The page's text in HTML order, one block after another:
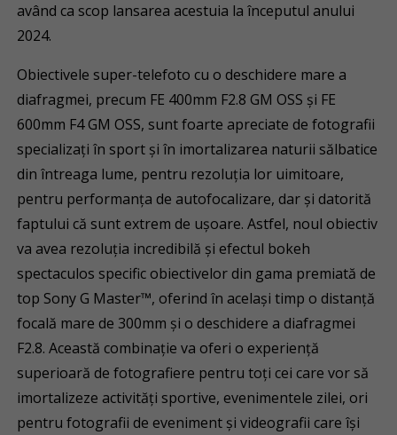
având ca scop lansarea acestuia la începutul anului
2024.
Obiectivele super-telefoto cu o deschidere mare a
diafragmei, precum FE 400mm F2.8 GM OSS și FE
600mm F4 GM OSS, sunt foarte apreciate de fotografii
specializați în sport și în imortalizarea naturii sălbatice
din întreaga lume, pentru rezoluția lor uimitoare,
pentru performanța de autofocalizare, dar și datorită
faptului că sunt extrem de ușoare. Astfel, noul obiectiv
va avea rezoluția incredibilă și efectul bokeh
spectaculos specific obiectivelor din gama premiată de
top Sony G Master™, oferind în același timp o distanță
focală mare de 300mm și o deschidere a diafragmei
F2.8. Această combinație va oferi o experiență
superioară de fotografiere pentru toți cei care vor să
imortalizeze activități sportive, evenimentele zilei, ori
pentru fotografii de eveniment și videografii care își